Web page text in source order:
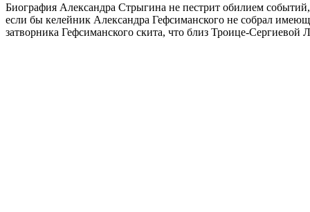
Биография Александра Стрыгина не пестрит обилием
если бы келейник Александра Гефсиманского не собрал
затворника Гефсиманского скита, что близ Троице-